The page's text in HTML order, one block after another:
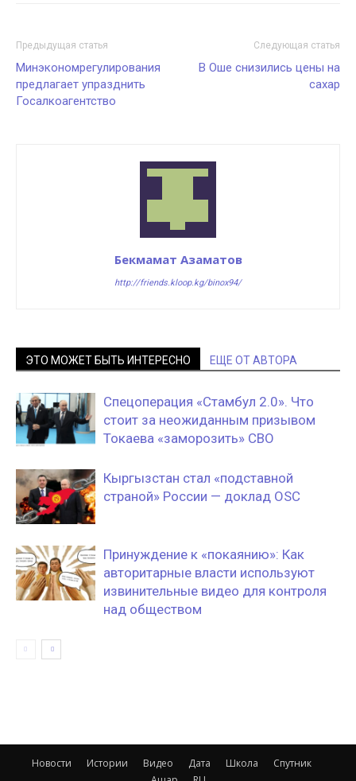
Предыдущая статья
Минэкономрегулирования
предлагает упразднить
Госалкоагентство
Следующая статья
В Оше снизились цены на
сахар
Бекмамат Азаматов
http://friends.kloop.kg/binox94/
ЭТО МОЖЕТ БЫТЬ ИНТЕРЕСНО ЕЩЕ ОТ АВТОРА
Спецоперация «Стамбул 2.0». Что
стоит за неожиданным призывом
Токаева «заморозить» СВО
Кыргызстан стал «подставной
страной» России — доклад OSC
Принуждение к «покаянию»: Как
авторитарные власти используют
извинительные видео для контроля
над обществом
Новости Истории Видео Дата Школа
Спутник